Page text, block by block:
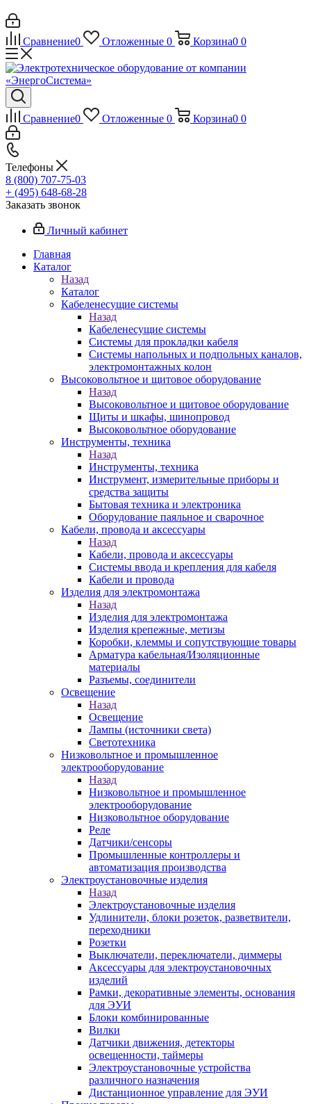
Сравнение0 Отложенные 0 Корзина0 0
Сравнение0 Отложенные 0 Корзина0 0
Телефоны
8 (800) 707-75-03
+ (495) 648-68-28
Заказать звонок
Личный кабинет
Главная
Каталог
Назад
Каталог
Кабеленесущие системы
Назад
Кабеленесущие системы
Системы для прокладки кабеля
Системы напольных и подпольных каналов,
электромонтажных колон
Высоковольтное и щитовое оборудование
Назад
Высоковольтное и щитовое оборудование
Щиты и шкафы, шинопровод
Высоковольтное оборудование
Инструменты, техника
Назад
Инструменты, техника
Инструмент, измерительные приборы и
средства защиты
Бытовая техника и электроника
Оборудование паяльное и сварочное
Кабели, провода и аксессуары
Назад
Кабели, провода и аксессуары
Системы ввода и крепления для кабеля
Кабели и провода
Изделия для электромонтажа
Назад
Изделия для электромонтажа
Изделия крепежные, метизы
Коробки, клеммы и сопутствующие товары
Арматура кабельная/Изоляционные
материалы
Разъемы, соединители
Освещение
Назад
Освещение
Лампы (источники света)
Светотехника
Низковольтное и промышленное
электрооборудование
Назад
Низковольтное и промышленное
электрооборудование
Низковольтное оборудование
Реле
Датчики/сенсоры
Промышленные контроллеры и
автоматизация производства
Электроустановочные изделия
Назад
Электроустановочные изделия
Удлинители, блоки розеток, разветвители,
переходники
Розетки
Выключатели, переключатели, диммеры
Аксессуары для электроустановочных
изделий
Рамки, декоративные элементы, основания
для ЭУИ
Блоки комбинированные
Вилки
Датчики движения, детекторы
освещенности, таймеры
Электроустановочные устройства
различного назначения
Дистанционное управление для ЭУИ